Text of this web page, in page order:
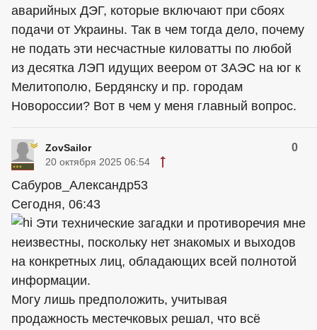
аварийных ДЭГ, которые включают при сбоях
подачи от Украины. Так в чем тогда дело, почему
не подать эти несчастные киловатты по любой
из десятка ЛЭП идущих веером от ЗАЭС на юг к
Мелитополю, Бердянску и пр. городам
Новороссии? Вот в чем у меня главный вопрос.
ZovSailor 0
20 октября 2025 06:54
Сабуров_Александр53
Сегодня, 06:43
Эти технические загадки и противоречия мне
неизвестны, поскольку нет знакомых и выходов
на конкретных лиц, обладающих всей полнотой
информации.
Могу лишь предположить, учитывая
продажность местечковых решал, что всё